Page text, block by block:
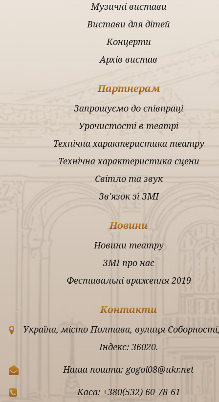
Музичні вистави
Вистави для дітей
Концерти
Архів вистав
Партнерам
Запрошуємо до співпраці
Урочистості в театрі
Технічна характеристика театру
Технічна характеристика сцени
Світло та звук
Зв'язок зі ЗМІ
Новини
Новини театру
ЗМІ про нас
Фестивальні враження 2019
Контакти
Україна, місто Полтава, вулиця
Індекс: 36020.
Наша пошта: gogol08@ukr.net
Каса: +380(532) 60-78-61